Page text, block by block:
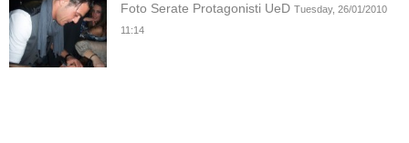
Foto Serate Protagonisti UeD Tuesday, 26/01/2010
11:14